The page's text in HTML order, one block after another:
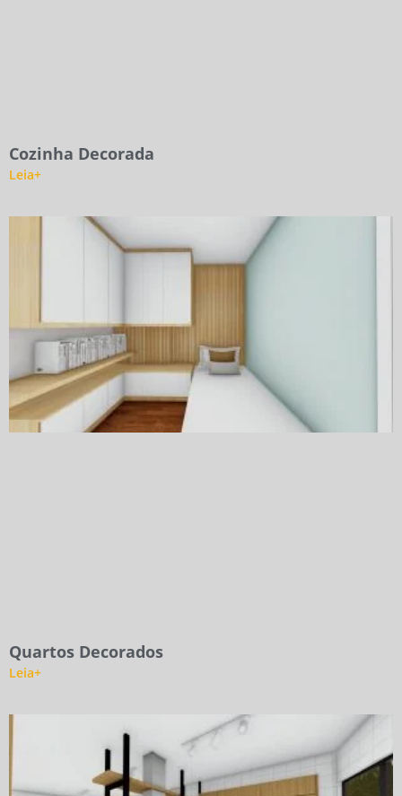
Cozinha Decorada
Leia+
Quartos Decorados
Leia+